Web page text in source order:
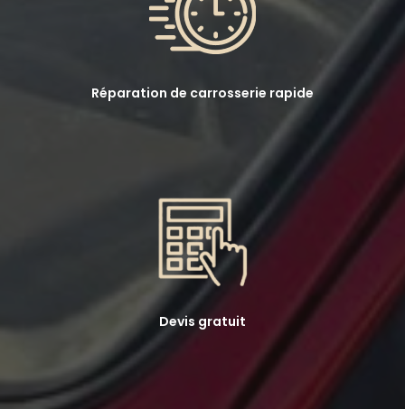
Réparation de carrosserie rapide
Devis gratuit